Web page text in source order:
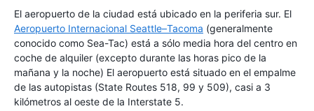
El aeropuerto de la ciudad está ubicado en la periferia sur. El
Aeropuerto Internacional Seattle–Tacoma (generalmente
conocido como Sea-Tac) está a sólo media hora del centro en
coche de alquiler (excepto durante las horas pico de la
mañana y la noche) El aeropuerto está situado en el empalme
de las autopistas (State Routes 518, 99 y 509), casi a 3
kilómetros al oeste de la Interstate 5.